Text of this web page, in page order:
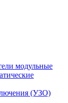
модульные
(УЗО)